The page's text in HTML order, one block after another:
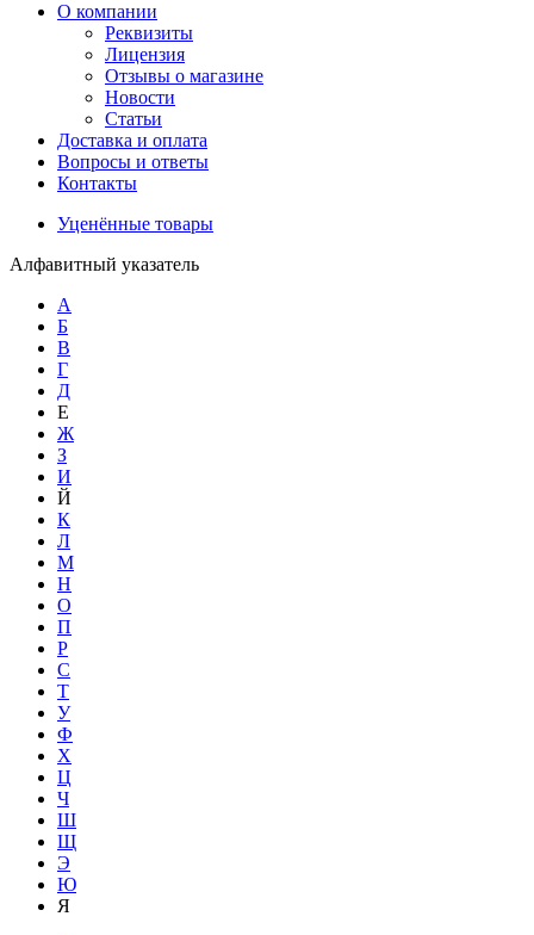
О компании
Реквизиты
Лицензия
Отзывы о магазине
Новости
Статьи
Доставка и оплата
Вопросы и ответы
Контакты
Уценённые товары
Алфавитный указатель
А
Б
В
Г
Д
Е
Ж
З
И
Й
К
Л
М
Н
О
П
Р
С
Т
У
Ф
Х
Ц
Ч
Ш
Щ
Э
Ю
Я